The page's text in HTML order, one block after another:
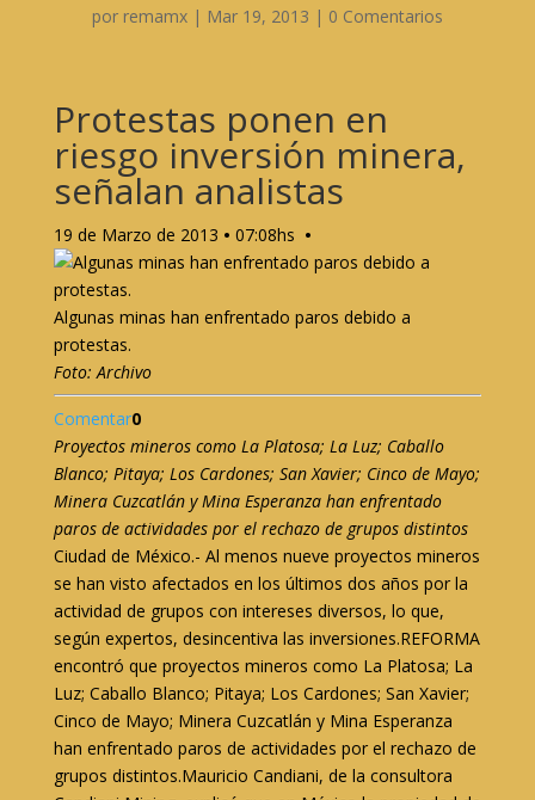
por remamx| Mar 19, 2013 | 0 Comentarios
Protestas ponen en
riesgo inversión minera,
señalan analistas
19 de Marzo de 2013 • 07:08hs •
Algunas minas han enfrentado paros debido a
protestas.
Foto: Archivo
Comentar0
Proyectos mineros como La Platosa; La Luz; Caballo
Blanco; Pitaya; Los Cardones; San Xavier; Cinco de Mayo;
Minera Cuzcatlán y Mina Esperanza han enfrentado
paros de actividades por el rechazo de grupos distintos
Ciudad de México.- Al menos nueve proyectos mineros
se han visto afectados en los últimos dos años por la
actividad de grupos con intereses diversos, lo que,
según expertos, desincentiva las inversiones.REFORMA
encontró que proyectos mineros como La Platosa; La
Luz; Caballo Blanco; Pitaya; Los Cardones; San Xavier;
Cinco de Mayo; Minera Cuzcatlán y Mina Esperanza
han enfrentado paros de actividades por el rechazo de
grupos distintos.Mauricio Candiani, de la consultora